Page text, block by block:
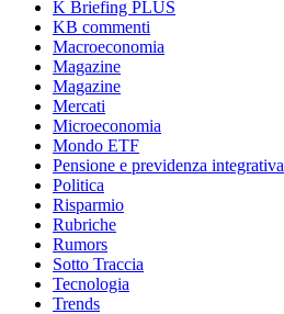
K Briefing PLUS
KB commenti
Macroeconomia
Magazine
Magazine
Mercati
Microeconomia
Mondo ETF
Pensione e previdenza integrativa
Politica
Risparmio
Rubriche
Rumors
Sotto Traccia
Tecnologia
Trends